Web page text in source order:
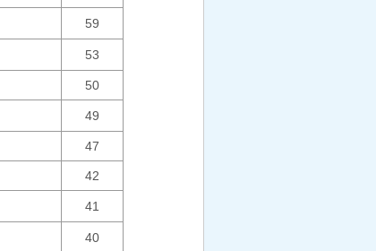
59
53
50
49
47
42
41
40